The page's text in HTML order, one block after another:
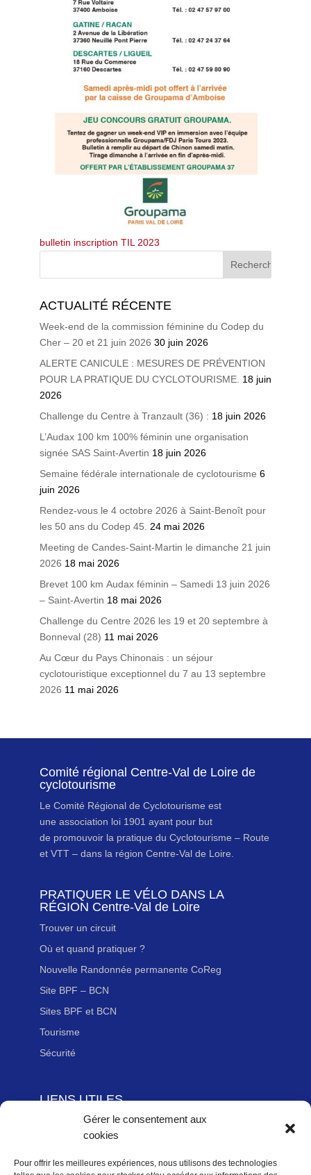
Gérer le consentement aux
cookies
Pour offrir les meilleures expériences, nous utilisons des technologies
bulletin inscription TIL 2023
ACTUALITÉ RÉCENTE
Week-end de la commission féminine du Codep du
Cher – 20 et 21 juin 2026 30 juin 2026
ALERTE CANICULE : MESURES DE PRÉVENTION
POUR LA PRATIQUE DU CYCLOTOURISME. 18 juin
2026
Challenge du Centre à Tranzault (36) : 18 juin 2026
L’Audax 100 km 100% féminin une organisation
signée SAS Saint-Avertin 18 juin 2026
Semaine fédérale internationale de cyclotourisme 6
juin 2026
Rendez-vous le 4 octobre 2026 à Saint-Benoît pour
les 50 ans du Codep 45.
24 mai 2026
Meeting de Candes-Saint-Martin le dimanche 21 juin
2026 18 mai 2026
Brevet 100 km Audax féminin – Samedi 13 juin 2026
– Saint-Avertin 18 mai 2026
Challenge du Centre 2026 les 19 et 20 septembre à
Bonneval (28) 11 mai 2026
Au Cœur du Pays Chinonais : un séjour
cyclotouristique exceptionnel du 7 au 13 septembre
2026 11 mai 2026
Comité régional Centre-Val de Loire de
cyclotourisme
Le Comité Régional de Cyclotourisme est
une association loi 1901 ayant pour but
de promouvoir la pratique du Cyclotourisme – Route
et VTT – dans la région Centre-Val de Loire.
PRATIQUER LE VÉLO DANS LA
RÉGION Centre-Val de Loire
Trouver un circuit
Où et quand pratiquer ?
Nouvelle Randonnée permanente CoReg
Site BPF – BCN
Sites BPF et BCN
Tourisme
Sécurité
LIENS UTILES
Adhérer à la Fédération Française de cyclotourisme
Newsletter
Mentions légales